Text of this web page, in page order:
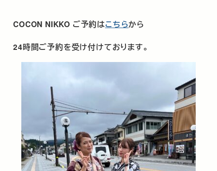
COCON NIKKO ご予約はこちらから
24時間ご予約を受け付けております。